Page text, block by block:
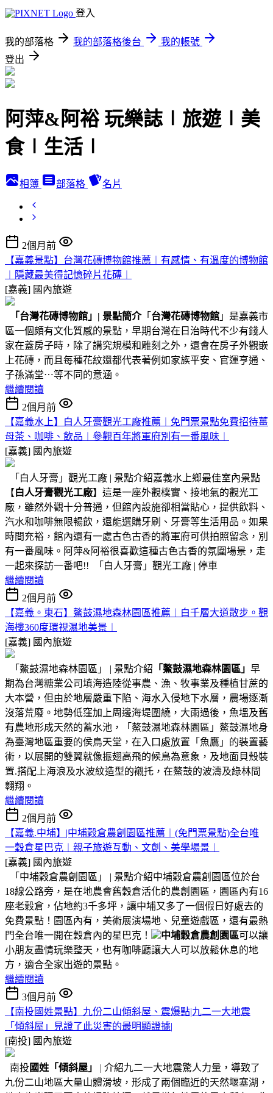
登入
我的部落格 我的部落格後台
我的帳號
登出
阿萍&阿裕 玩樂誌∣旅遊∣美
食∣生活∣
相簿 部落格 名片
2個月前
【嘉義景點】台灣花磚博物館推薦︱有感情、有溫度的博物館
︱隱藏最美得記憶碎片花磚︱
[嘉義] 國內旅遊
「台灣花磚博物館」 | 景點簡介「 台灣花磚博物館 」是嘉義市
區一個頗有文化質感的景點，早期台灣在日治時代不少有錢人
家在蓋房子時，除了講究規模和雕刻之外，還會在房子外觀嵌
上花磚，而且每種花紋還都代表著例如家族平安、官運亨通、
子孫滿堂⋯等不同的意涵。
繼續閱讀
2個月前
【嘉義水上】白人牙膏觀光工廠推薦︱免門票景點免費招待薑
母茶、咖啡、飲品︱參觀百年將軍府別有一番風味︱
[嘉義] 國內旅遊
「白人牙膏」觀光工廠 | 景點介紹嘉義水上鄉最佳室內景點
【白人牙膏觀光工廠】這是一座外觀樸實、接地氣的觀光工
廠，雖然外觀十分普通，但館內設施卻相當貼心，提供飲料、
汽水和咖啡無限暢飲，還能選購牙刷、牙膏等生活用品。如果
時間充裕，館內還有一處古色古香的將軍府可供拍照留念，別
有一番風味。阿萍&阿裕很喜歡這種古色古香的氛圍場景，走
一起來探訪一番吧!! 「白人牙膏」觀光工廠 | 停車
繼續閱讀
2個月前
【嘉義。東石】鰲鼓濕地森林園區推薦︱白千層大道散步。觀
海樓360度環視濕地美景︱
[嘉義] 國內旅遊
「鰲鼓濕地森林園區」 | 景點介紹 「鰲鼓濕地森林園區」 早
期為台灣糖業公司填海造陸從事農、漁、牧事業及種植甘蔗的
大本營，但由於地層嚴重下陷、海水入侵地下水層，農場逐漸
沒落荒廢。地勢低窪加上周邊海堤圍繞，大雨過後，魚塭及舊
有農地形成天然的蓄水池，「鰲鼓濕地森林園區」鰲鼓濕地身
為臺灣地區重要的侯鳥天堂，在入口處放置「魚鷹」的裝置藝
術，以展開的雙翼就像振翅高飛的候鳥為意象，及地面貝殼裝
置.搭配上海浪及水波紋造型的襯托，在鰲鼓的波濤及綠林間
翱翔。
繼續閱讀
2個月前
【嘉義.中埔】|中埔穀倉農創園區推薦︱(免門票景點)全台唯
一穀倉星巴克︱親子旅遊互動、文創、美學場景︱
[嘉義] 國內旅遊
「中埔穀倉農創園區」 | 景點介紹中埔穀倉農創園區位於台
18線公路旁，是在地農會舊穀倉活化的農創園區，園區內有16
座老穀倉，佔地約3千多坪，讓中埔又多了一個假日好處去的
免費景點！園區內有，美術展演場地、兒童遊戲區，還有最熱
門全台唯一開在穀倉內的星巴克！
中埔穀倉農創園區可以讓
小朋友盡情玩樂整天，也有咖啡廳讓大人可以放鬆休息的地
方，適合全家出遊的景點。
繼續閱讀
3個月前
【南投國姓景點】九份二山傾斜屋、震爆點|九二一大地震
「傾斜屋」見證了此災害的最明顯證據|
[南投] 國內旅遊
南投 國姓 「傾斜屋」
| 介紹九二一大地震驚人力量，導致了
九份二山地區大量山體滑坡，形成了兩個臨近的天然堰塞湖，